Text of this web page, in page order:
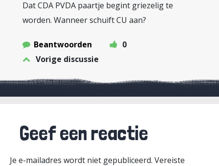
Dat CDA PVDA paartje begint griezelig te
worden. Wanneer schuift CU aan?
Beantwoorden
0
Vorige discussie
Geef een reactie
Je e-mailadres wordt niet gepubliceerd. Vereiste